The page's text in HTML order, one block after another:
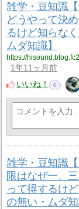
雑学・豆知識
どうやって決
るけど知らな
ムダ知識】
https://
1年11ヶ月前
いいね！
0
雑学・豆知識
限はなぜ一、
って得するけ
の無い・ムダ知